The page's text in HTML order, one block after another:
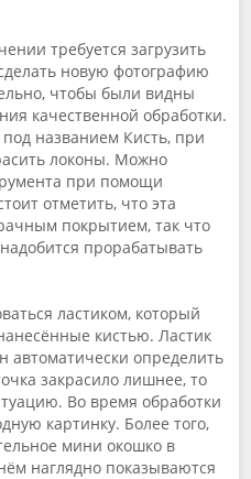
требуется загрузить
новую фотографию
чтобы были видны
качественной обработки.
названием Кисть, при
локоны. Можно
при помощи
отметить, что эта
покрытием, так что
прорабатывать
ластиком, который
кистью. Ластик
автоматически определить
закрасило лишнее, то
Во время обработки
картинку. Более того,
мини окошко в
наглядно показываются